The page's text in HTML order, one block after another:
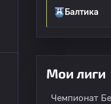
Балтика
Мои лиги
Чемпионат